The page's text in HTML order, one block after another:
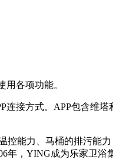
各项功能。
方式。APP包含维
力、马桶的排污能
，YING成为乐家卫